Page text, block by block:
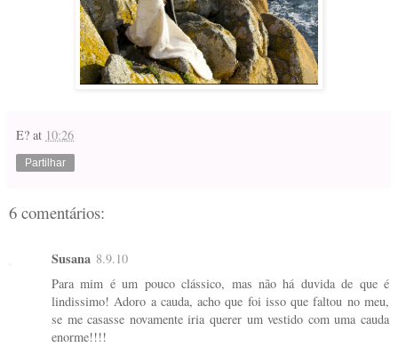
E? at 10:26
Partilhar
6 comentários:
Susana 8.9.10
Para mim é um pouco clássico, mas não há duvida de que é
lindissimo! Adoro a cauda, acho que foi isso que faltou no meu,
se me casasse novamente iria querer um vestido com uma cauda
enorme!!!!